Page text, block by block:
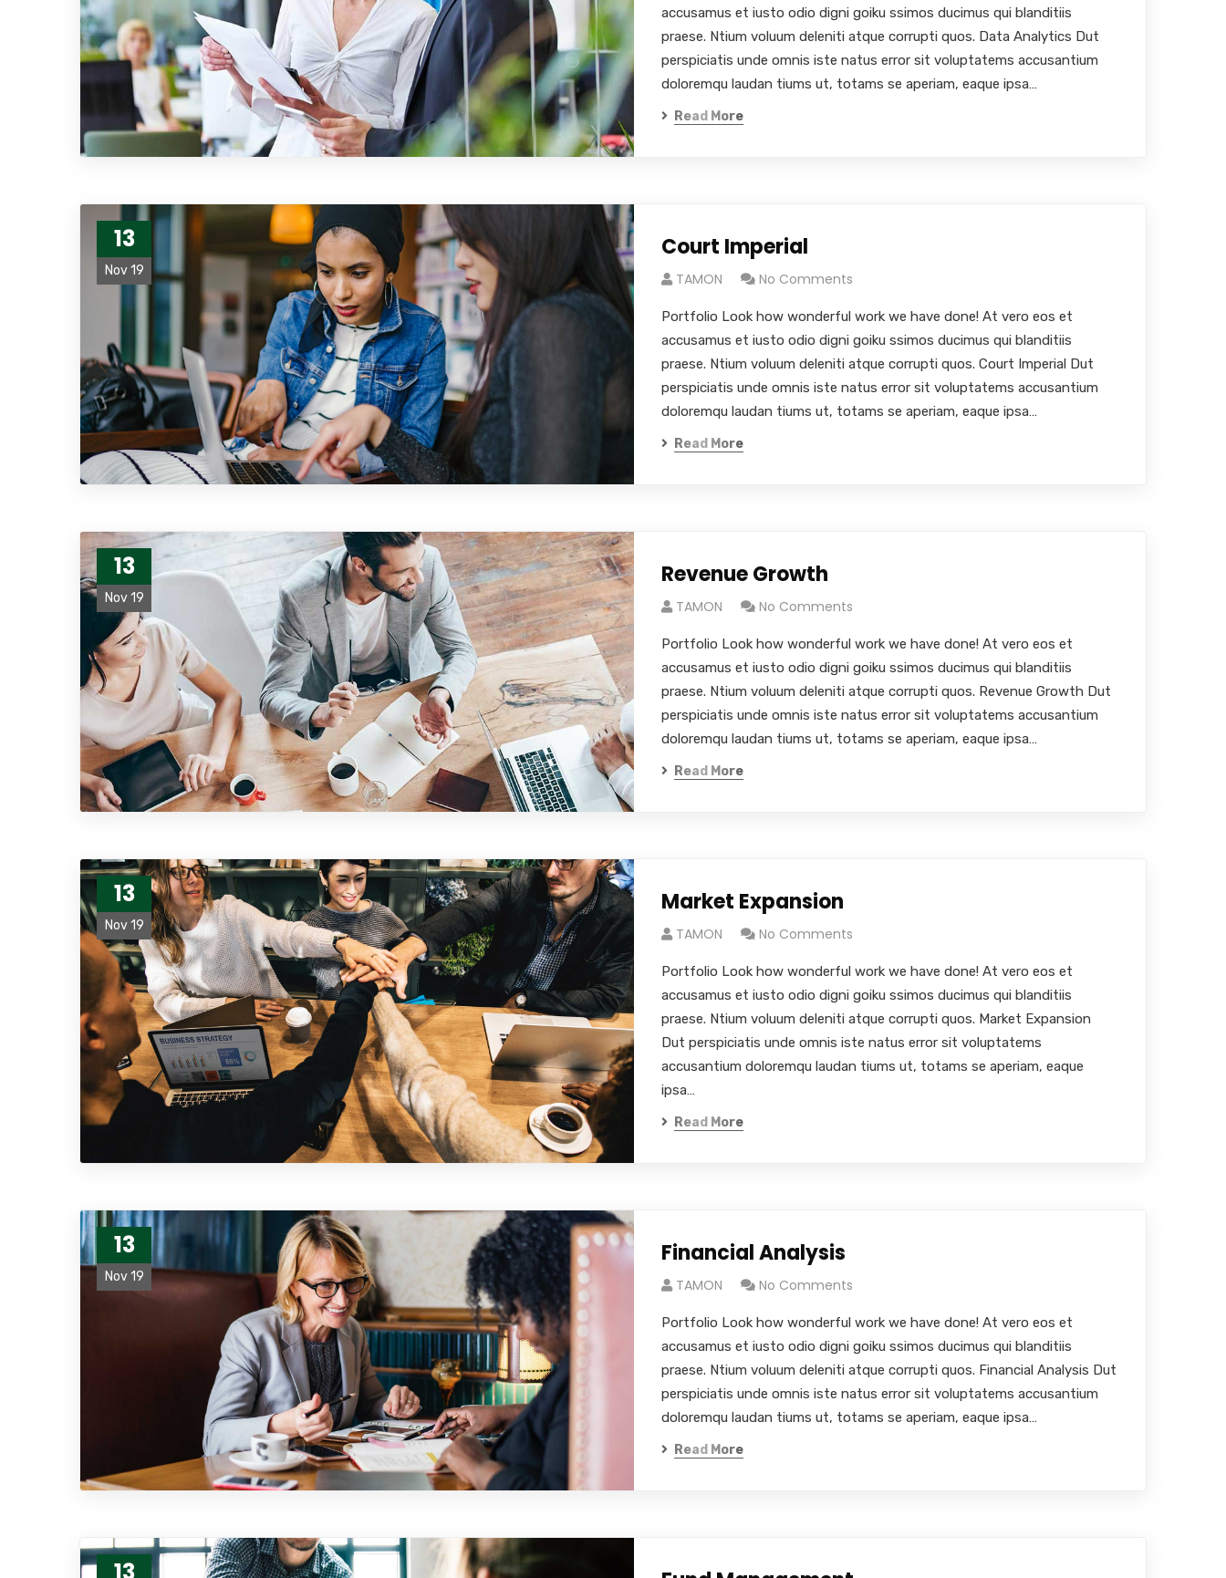
accusamus et iusto odio digni goiku ssimos ducimus qui blanditiis
praese. Ntium voluum deleniti atque corrupti quos. Data Analytics Dut
perspiciatis unde omnis iste natus error sit voluptatems accusantium
doloremqu laudan tiums ut, totams se aperiam, eaque ipsa…
Read More
13
Nov 19
Court Imperial
TAMON No Comments
Portfolio Look how wonderful work we have done! At vero eos et
accusamus et iusto odio digni goiku ssimos ducimus qui blanditiis
praese. Ntium voluum deleniti atque corrupti quos. Court Imperial Dut
perspiciatis unde omnis iste natus error sit voluptatems accusantium
doloremqu laudan tiums ut, totams se aperiam, eaque ipsa…
Read More
13
Nov 19
Revenue Growth
TAMON No Comments
Portfolio Look how wonderful work we have done! At vero eos et
accusamus et iusto odio digni goiku ssimos ducimus qui blanditiis
praese. Ntium voluum deleniti atque corrupti quos. Revenue Growth Dut
perspiciatis unde omnis iste natus error sit voluptatems accusantium
doloremqu laudan tiums ut, totams se aperiam, eaque ipsa…
Read More
13
Nov 19
Market Expansion
TAMON No Comments
Portfolio Look how wonderful work we have done! At vero eos et
accusamus et iusto odio digni goiku ssimos ducimus qui blanditiis
praese. Ntium voluum deleniti atque corrupti quos. Market Expansion
Dut perspiciatis unde omnis iste natus error sit voluptatems
accusantium doloremqu laudan tiums ut, totams se aperiam, eaque
ipsa…
Read More
13
Nov 19
Financial Analysis
TAMON No Comments
Portfolio Look how wonderful work we have done! At vero eos et
accusamus et iusto odio digni goiku ssimos ducimus qui blanditiis
praese. Ntium voluum deleniti atque corrupti quos. Financial Analysis Dut
perspiciatis unde omnis iste natus error sit voluptatems accusantium
doloremqu laudan tiums ut, totams se aperiam, eaque ipsa…
Read More